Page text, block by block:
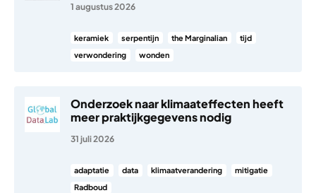
1 augustus 2026
keramiek serpentijn the Marginalian
tijd
verwondering
wonden
Onderzoek naar klimaateffecten heeft
meer praktijkgegevens nodig
31 juli 2026
adaptatie data klimaatverandering
mitigatie
Radboud